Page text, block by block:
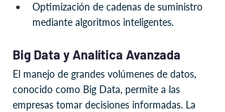
Optimización de cadenas de suministro
mediante algoritmos inteligentes.
Big Data y Analítica Avanzada
El manejo de grandes volúmenes de datos,
conocido como Big Data, permite a las
empresas tomar decisiones informadas. La